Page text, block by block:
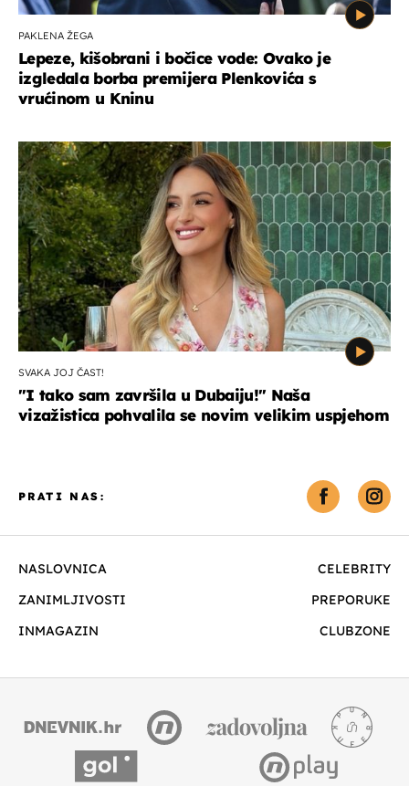
PAKLENA ŽEGA
Lepeze, kišobrani i bočice vode: Ovako je
izgledala borba premijera Plenkovića s
vrućinom u Kninu
SVAKA JOJ ČAST!
"I tako sam završila u Dubaiju!" Naša
vizažistica pohvalila se novim velikim uspjehom
NASLOVNICA
CELEBRITY
ZANIMLJIVOSTI
PREPORUKE
INMAGAZIN
CLUBZONE
PRATI NAS: